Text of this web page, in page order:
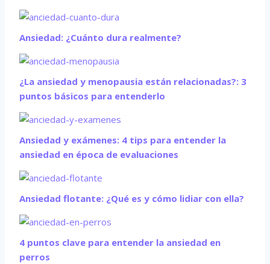
Ansiedad: ¿Cuánto dura realmente?
¿La ansiedad y menopausia están relacionadas?: 3
puntos básicos para entenderlo
Ansiedad y exámenes: 4 tips para entender la
ansiedad en época de evaluaciones
Ansiedad flotante: ¿Qué es y cómo lidiar con ella?
4 puntos clave para entender la ansiedad en
perros